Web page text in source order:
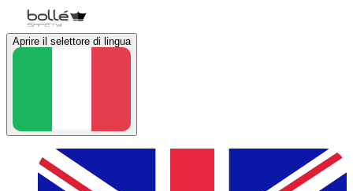
Aprire il selettore di lingua